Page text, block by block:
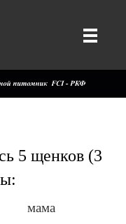
5 щенков (3
мама